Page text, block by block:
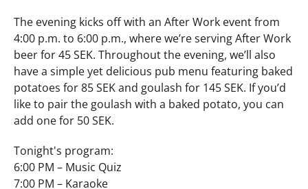
The evening kicks off with an After Work event from
4:00 p.m. to 6:00 p.m., where we’re serving After Work
beer for 45 SEK. Throughout the evening, we’ll also
have a simple yet delicious pub menu featuring baked
potatoes for 85 SEK and goulash for 145 SEK. If you’d
like to pair the goulash with a baked potato, you can
add one for 50 SEK.
Tonight's program:
6:00 PM – Music Quiz
7:00 PM – Karaoke